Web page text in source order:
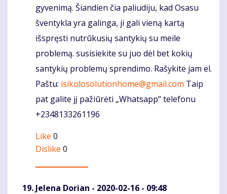
gyvenimą. Šiandien čia paliudiju, kad Osasu
šventykla yra galinga, ji gali vieną kartą
išspręsti nutrūkusių santykių su meile
problemą. susisiekite su juo dėl bet kokių
santykių problemų sprendimo. Rašykite jam el.
Paštu: isikolosolutionhome@gmail.com Taip
pat galite jį pažiūrėti „Whatsapp“ telefonu
+2348133261196
Like 0
Dislike 0
Jelena Dorian - 2020-02-16 - 09:48